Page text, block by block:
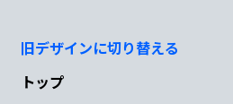
旧デザインに切り替える
トップ